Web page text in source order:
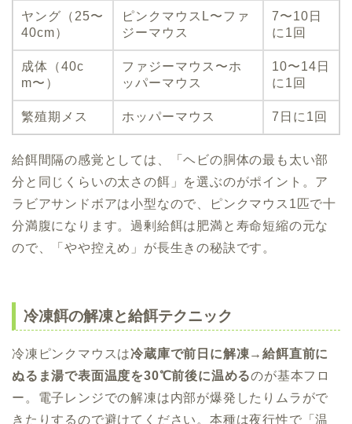
ヤング（25〜
40cm）
ピンクマウスL〜ファ
ジーマウス
7〜10日
に1回
成体（40c
m〜）
ファジーマウス〜ホ
ッパーマウス
10〜14日
に1回
繁殖期メス ホッパーマウス 7日に1回
給餌間隔の感覚としては、「ヘビの胴体の最も太い部
分と同じくらいの太さの餌」を選ぶのがポイント。ア
ラビアサンドボアは小型なので、ピンクマウス1匹で十
分満腹になります。過剰給餌は肥満と寿命短縮の元な
ので、「やや控えめ」が長生きの秘訣です。
冷凍餌の解凍と給餌テクニック
冷凍ピンクマウスは冷蔵庫で前日に解凍→給餌直前に
ぬるま湯で表面温度を30℃前後に温めるのが基本フロ
ー。電子レンジでの解凍は内部が爆発したりムラがで
きたりするので避けてください。本種は夜行性で「温